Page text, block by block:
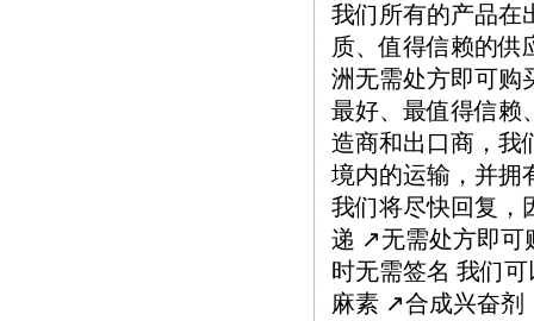
我们所有的产品在
质、值得信赖的
洲无需处方即可购
最好、最值得信赖
造商和出口商，我
境内的运输，并拥
我们将尽快回复，
递 ↗️无需处方即
时无需签名 我们
麻素 ↗️合成兴奋